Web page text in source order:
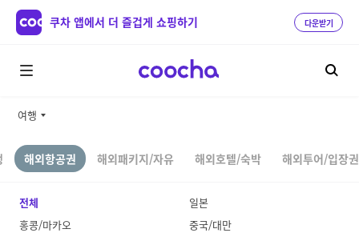
쿠차 앱에서 더 즐겁게 쇼핑하기 다운받기
여행
해외항공권 해외패키지/자유 해외호텔/숙박 해외투어/입장권
전체
일본
홍콩/마카오
중국/대만